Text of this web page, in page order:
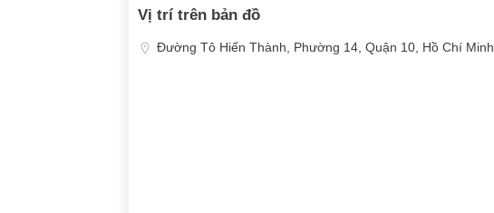
Vị trí trên bản đồ
Đường Tô Hiến Thành, Phường 14, Quận 10, Hồ Chí Minh